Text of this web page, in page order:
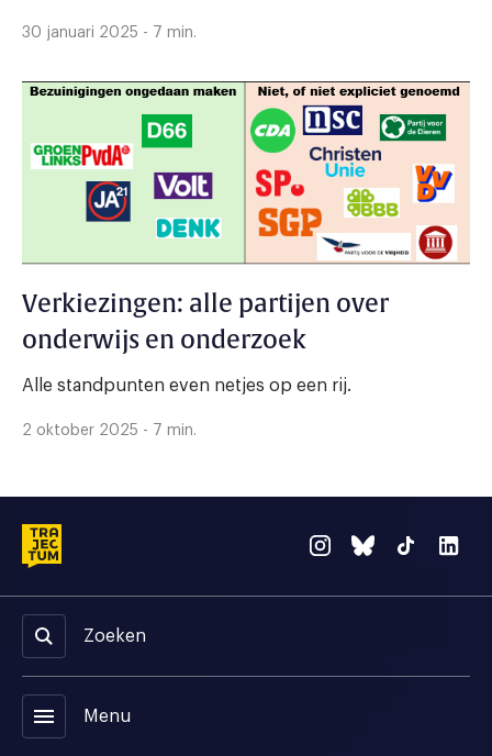
30 januari 2025 - 7 min.
Verkiezingen: alle partijen over
onderwijs en onderzoek
Alle standpunten even netjes op een rij.
2 oktober 2025 - 7 min.
Zoeken
menu Menu